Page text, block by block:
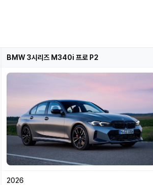
BMW 3시리즈 M340i 프로 P2
2026